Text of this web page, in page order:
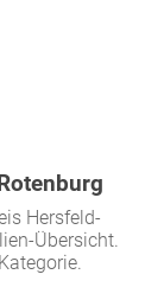
Hersfeld-
Übersicht.